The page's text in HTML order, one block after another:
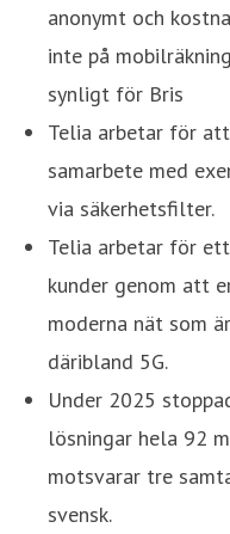
anonymt och
inte på
synligt för Bris
Telia arbetar för
samarbete med
via säkerhetsfilter.
Telia arbetar för
kunder genom att
moderna nät som
däribland 5G.
Under 2025
lösningar hela 92
motsvarar tre
svensk.